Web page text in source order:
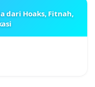
dari Hoaks, Fitnah,